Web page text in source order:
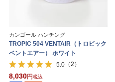
カンゴール ハンチング
TROPIC 504 VENTAIR（トロピック
ベントエアー） ホワイト
5.0 （2）
8,030
税込